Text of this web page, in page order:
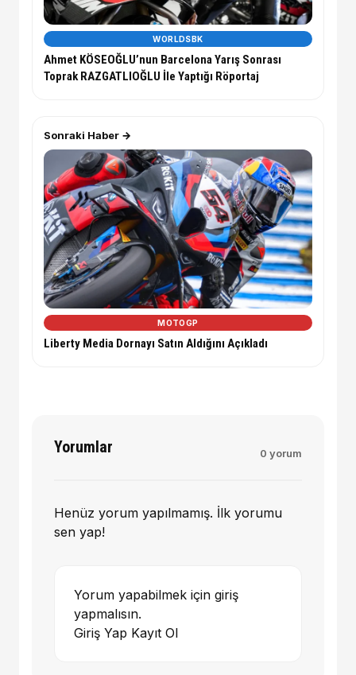
WORLDSBK
Ahmet KÖSEOĞLU’nun Barcelona Yarış Sonrası
Toprak RAZGATLIOĞLU İle Yaptığı Röportaj
Sonraki Haber →
MOTOGP
Liberty Media Dornayı Satın Aldığını Açıkladı
Yorumlar 0 yorum
Henüz yorum yapılmamış. İlk yorumu
sen yap!
Yorum yapabilmek için giriş
yapmalısın.
Giriş Yap Kayıt Ol